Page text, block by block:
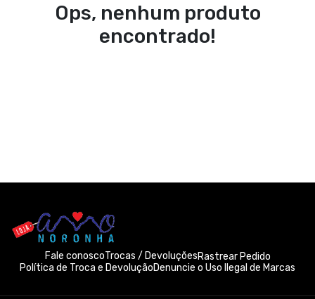
Ops, nenhum produto
encontrado!
Fale conoscoTrocas / DevoluçõesRastrear Pedido
Política de Troca e DevoluçãoDenuncie o Uso Ilegal de Marcas